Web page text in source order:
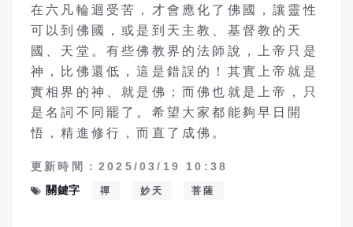
在六凡輪迴受苦，才會應化了佛國，讓靈性
可以到佛國，或是到天主教、基督教的天
國、天堂。有些佛教界的法師說，上帝只是
神，比佛還低，這是錯誤的！其實上帝就是
實相界的神、就是佛；而佛也就是上帝，只
是名詞不同罷了。希望大家都能夠早日開
悟，精進修行，而直了成佛。
更新時間：2025/03/19 10:38
關鍵字
禪 妙天 菩薩